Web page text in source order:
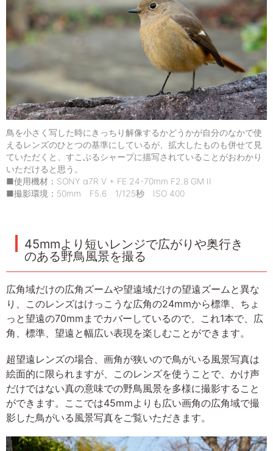
鳥を小さく写した時にきっちり解像するかどうかが自分のなかで使
えるレンズのひとつの基準にしているが、拡大したものも併せて見
ていただくと、すこぶるシャープに描写されていることがおわかり
いただけると思う。
■使用機材：SONY α7R V + FE 24-70mm F2.8 GM II
■撮影環境：50mm F5.6 1/125秒 ISO 400
45mmより短いレンジで広がりや奥行き
のある野鳥風景を撮る
広角域だけの広角ズームや望遠域だけの望遠ズームと異な
り、このレンズはけっこうな広角の24mmから標準、ちょ
っと望遠の70mmまでカバーしているので、これ1本で、広
角、標準、望遠と幅広い表現を楽しむことができます。
超望遠レンズの場合、画角が狭いので鳥がいる風景写真は
絵面的に限られますが、このレンズを使うことで、かけ声
だけではない真の意味での野鳥風景を多様に撮影すること
ができます。ここでは45mmよりも広い画角の広角域で撮
影した鳥がいる風景写真をご覧いただきます。